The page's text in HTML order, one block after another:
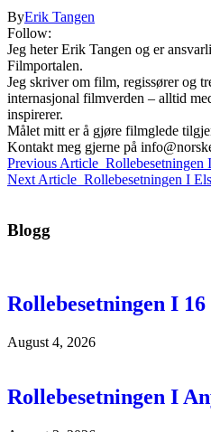
ByErik Tangen
Follow:
Jeg heter Erik Tangen og er
Filmportalen.
Jeg skriver om film, regissører og
internasjonal filmverden – alltid
inspirerer.
Målet mitt er å gjøre filmglede
Kontakt meg gjerne på
Previous Article Rollebesetningen
Next Article Rollebesetningen I
Blogg
Rollebesetningen I
August 4, 2026
Rollebesetningen I